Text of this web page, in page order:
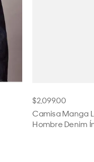
$2,099.00
Camisa Manga
Hombre Denim